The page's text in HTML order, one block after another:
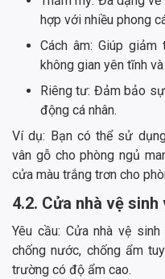
hợp với nhiều phong
Cách âm: Giúp
không gian yên tĩnh
Riêng tư: Đảm bảo
động cá nhân.
Ví dụ: Bạn có thể sử
vân gỗ cho phòng ngủ
cửa màu trắng trơn cho
4.2. Cửa nhà vệ
Yêu cầu: Cửa nhà vệ
chống nước, chống ẩm
trường có độ ẩm cao.